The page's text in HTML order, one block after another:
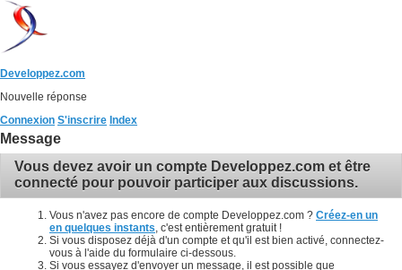
Developpez.com
Nouvelle réponse
Connexion S'inscrire Index
Message
Vous devez avoir un compte Developpez.com et être
connecté pour pouvoir participer aux discussions.
Vous n'avez pas encore de compte Developpez.com ? Créez-en un
en quelques instants , c'est entièrement gratuit !
Si vous disposez déjà d'un compte et qu'il est bien activé, connectez-
vous à l'aide du formulaire ci-dessous.
Si vous essayez d'envoyer un message, il est possible que